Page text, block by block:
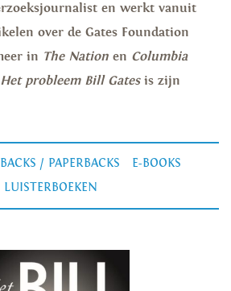
en werkt vanuit
over de Gates Foundation
in The Nation en Columbia
Het probleem Bill Gates is zijn
/ PAPERBACKS
E-BOOKS
LUISTERBOEKEN